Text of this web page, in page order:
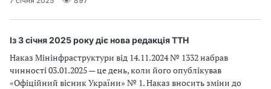
Із 3 січня 2025 року діє нова редакція ТТН
Наказ Мінінфраструктури від 14.11.2024 № 1332 набрав
чинності 03.01.2025 — це день, коли його опублікував
«Офіційний вісник України» № 1. Наказ вносить зміни до